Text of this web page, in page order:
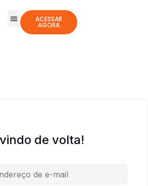
ACESSAR
AGORA
de volta!